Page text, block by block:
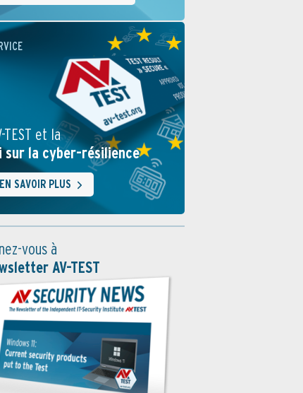
TEST et la
sur la cyber-résilience
EN SAVOIR PLUS
vous à
AV-TEST